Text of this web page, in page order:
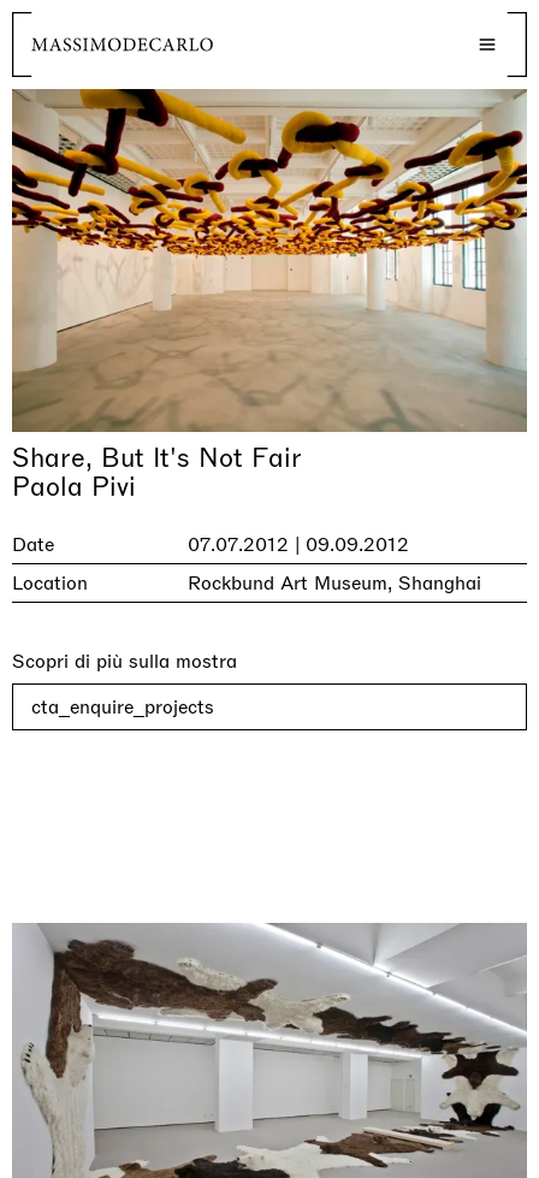
Share, But It's Not Fair
Paola Pivi
Date
07.07.2012 | 09.09.2012
Location
Rockbund Art Museum, Shanghai
Scopri di più sulla mostra
cta_enquire_projects